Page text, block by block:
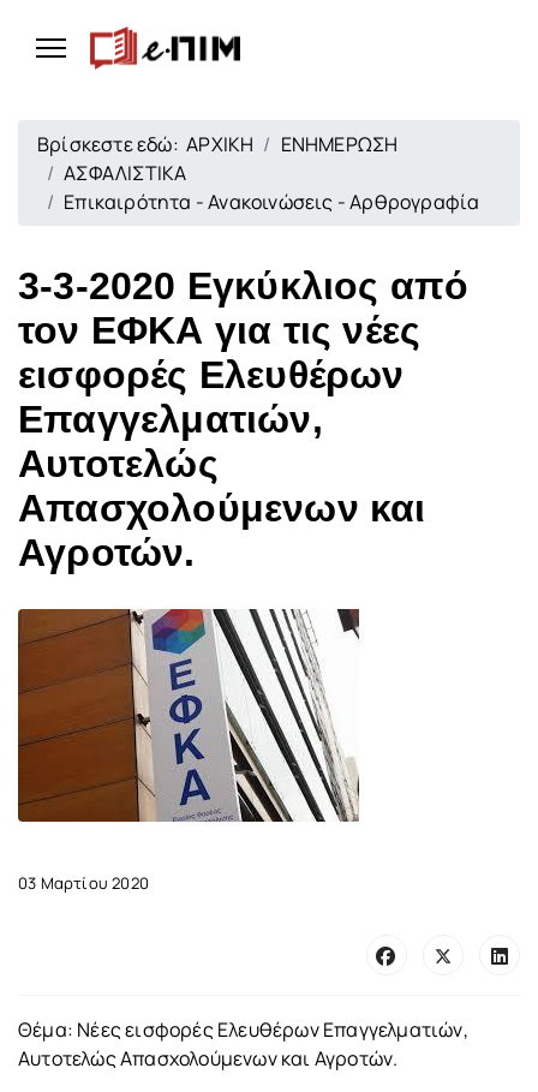
Βρίσκεστε εδώ:ΑΡΧΙΚΗ
ΕΝΗΜΕΡΩΣΗ
ΑΣΦΑΛΙΣΤΙΚΑ
Επικαιρότητα - Ανακοινώσεις - Αρθρογραφία
3-3-2020 Εγκύκλιος από
τον ΕΦΚΑ για τις νέες
εισφορές Ελευθέρων
Επαγγελματιών,
Αυτοτελώς
Απασχολούμενων και
Αγροτών.
03 Μαρτίου 2020
Θέμα: Νέες εισφορές Ελευθέρων Επαγγελματιών,
Αυτοτελώς Απασχολούμενων και Αγροτών.